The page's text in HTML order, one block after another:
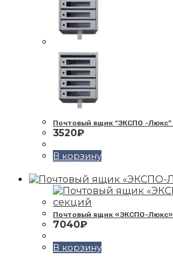
Почтовый ящик “ЭКСПО -Люкс”
3520₽
В корзину
Почтовый ящик «ЭКСПО-Люкс»
7040₽
В корзину